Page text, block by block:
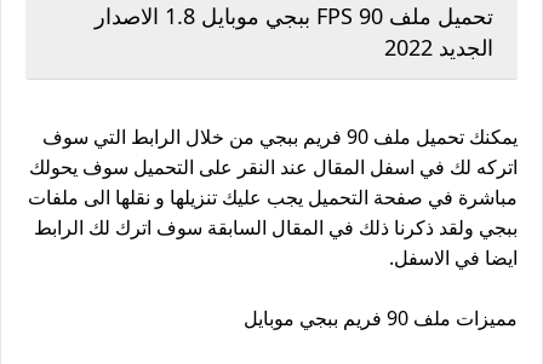
تحميل ملف 90 FPS ببجي موبايل 1.8 الاصدار
الجديد 2022
يمكنك تحميل ملف 90 فريم ببجي من خلال الرابط التي سوف
اتركه لك في اسفل المقال عند النقر على التحميل سوف يحولك
مباشرة في صفحة التحميل يجب عليك تنزيلها و نقلها الى ملفات
ببجي ولقد ذكرنا ذلك في المقال السابقة سوف اترك لك الرابط
ايضا في الاسفل.
مميزات ملف 90 فريم ببجي موبايل